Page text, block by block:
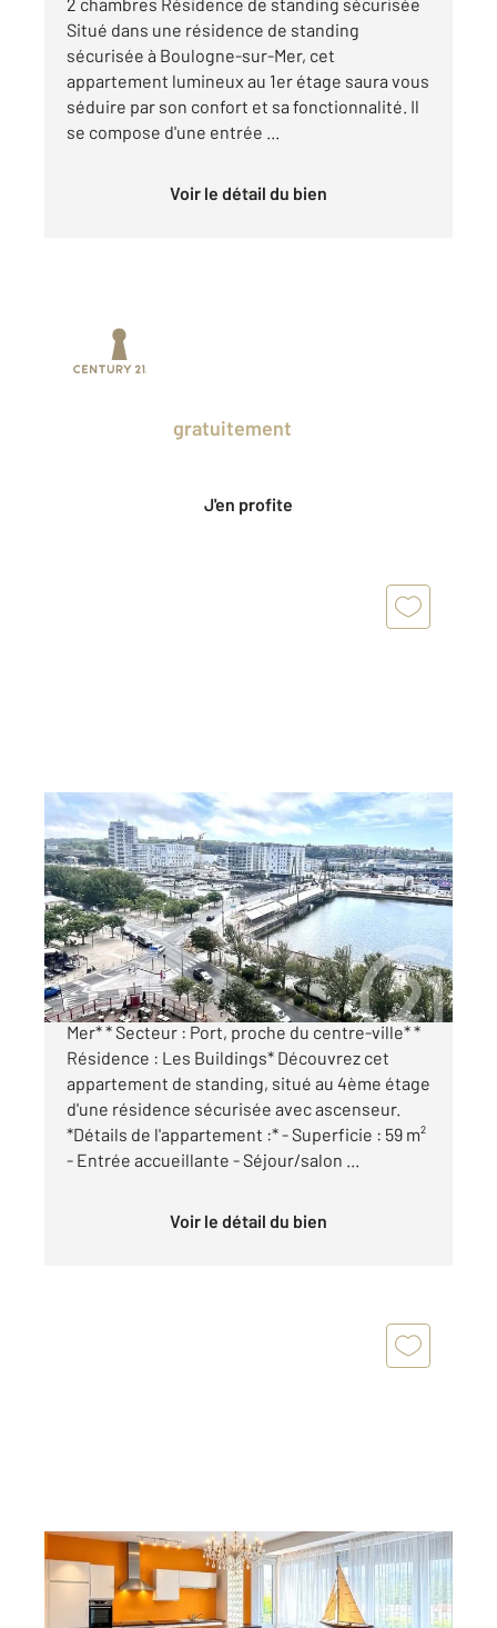
Situé dans une résidence de standing
sécurisée à Boulogne-sur-Mer, cet
appartement lumineux au 1er étage saura vous
séduire par son confort et sa fonctionnalité. Il
se compose d'une entrée ...
Voir le détail du bien
gratuitement
J'en profite
BOULOGNE SUR MER 62
59 m2, 4 pièces
Ref : 17863
Appartement F3 à vendre
169 500 €
*À vendre : Appartement F3 à Boulogne-sur-
Mer* * Secteur : Port, proche du centre-ville* *
Résidence : Les Buildings* Découvrez cet
appartement de standing, situé au 4ème étage
d'une résidence sécurisée avec ascenseur.
*Détails de l'appartement :* - Superficie : 59 m²
- Entrée accueillante - Séjour/salon ...
Voir le détail du bien
BOULOGNE SUR MER 62
85 m
, 5 pièces
Ref : 19209